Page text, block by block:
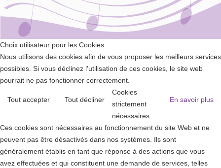
Choix utilisateur pour les Cookies
Nous utilisons des cookies afin de vous proposer les meilleurs services
possibles. Si vous déclinez l'utilisation de ces cookies, le site web
pourrait ne pas fonctionner correctement.
Tout accepter Tout décliner En savoir plus
Cookies
strictement
nécessaires
Ces cookies sont nécessaires au fonctionnement du site Web et ne
peuvent pas être désactivés dans nos systèmes. Ils sont
généralement établis en tant que réponse à des actions que vous
avez effectuées et qui constituent une demande de services, telles